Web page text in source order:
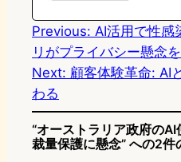
n
Previous: AI活用で性感
リがプライバシー懸念
Next: 顧客体験革命: AI
わる
“オーストラリア政府の
裁量保護に懸念” への2件